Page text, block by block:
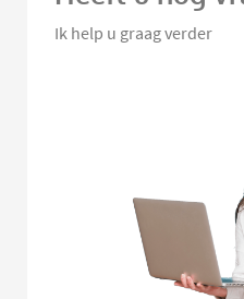
Ik help u graag verder